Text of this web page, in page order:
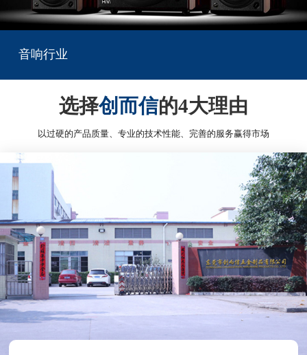
音响行业
选择创而信的4大理由
以过硬的产品质量、专业的技术性能、完善的服务赢得市场